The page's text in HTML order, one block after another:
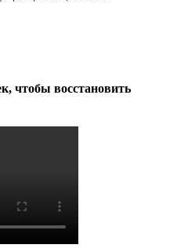
чтобы восстановить